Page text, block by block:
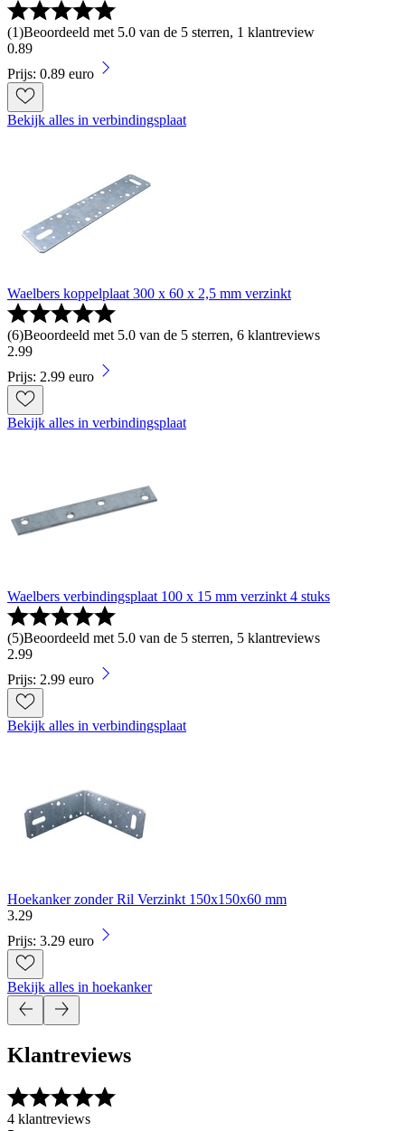
(1)Beoordeeld met 5.0 van de 5 sterren, 1 klantreview
0.89
Prijs: 0.89 euro
Bekijk alles in verbindingsplaat
Waelbers koppelplaat 300 x 60 x 2,5 mm verzinkt
(6)Beoordeeld met 5.0 van de 5 sterren, 6 klantreviews
2.99
Prijs: 2.99 euro
Bekijk alles in verbindingsplaat
Waelbers verbindingsplaat 100 x 15 mm verzinkt 4 stuks
(5)Beoordeeld met 5.0 van de 5 sterren, 5 klantreviews
2.99
Prijs: 2.99 euro
Bekijk alles in verbindingsplaat
Hoekanker zonder Ril Verzinkt 150x150x60 mm
3.29
Prijs: 3.29 euro
Bekijk alles in hoekanker
Klantreviews
4 klantreviews